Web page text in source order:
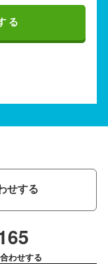
る
せする
わせする